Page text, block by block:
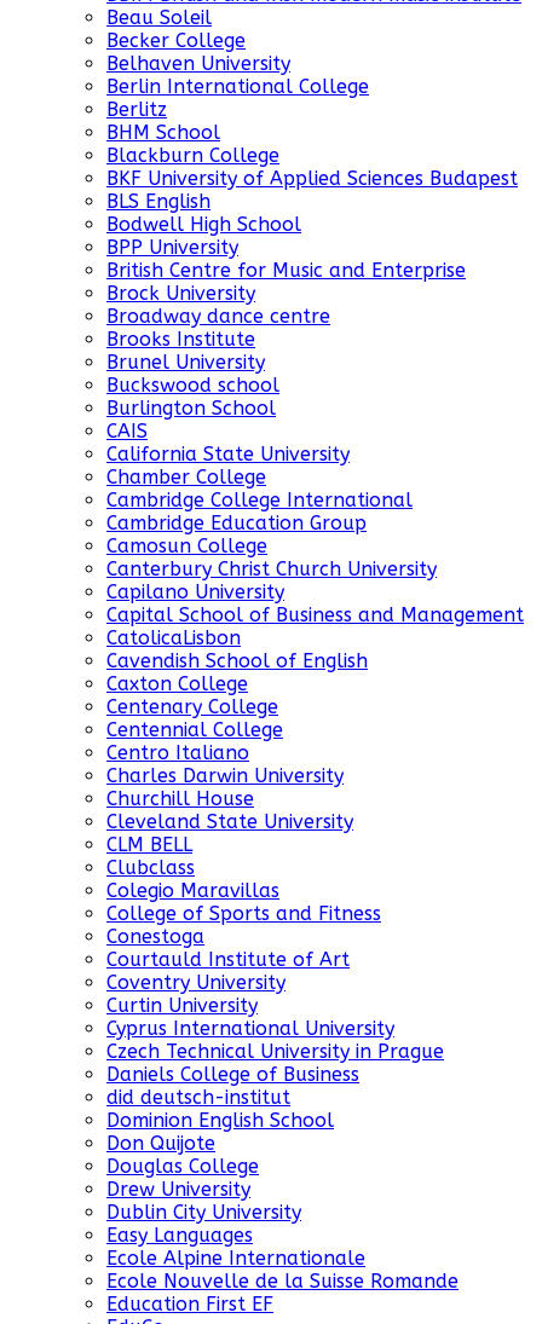
Beau Soleil
Becker College
Belhaven University
Berlin International College
Berlitz
BHM School
Blackburn College
BKF University of Applied Sciences Budapest
BLS English
Bodwell High School
BPP University
British Centre for Music and Enterprise
Brock University
Broadway dance centre
Brooks Institute
Brunel University
Buckswood school
Burlington School
CAIS
California State University
Chamber College
Cambridge College International
Cambridge Education Group
Camosun College
Canterbury Christ Church University
Capilano University
Capital School of Business and Management
CatolicaLisbon
Cavendish School of English
Caxton College
Centenary College
Centennial College
Centro Italiano
Charles Darwin University
Churchill House
Cleveland State University
CLM BELL
Clubclass
Colegio Maravillas
College of Sports and Fitness
Conestoga
Courtauld Institute of Art
Coventry University
Curtin University
Cyprus International University
Czech Technical University in Prague
Daniels College of Business
did deutsch-institut
Dominion English School
Don Quijote
Douglas College
Drew University
Dublin City University
Easy Languages
Ecole Alpine Internationale
Ecole Nouvelle de la Suisse Romande
Education First EF